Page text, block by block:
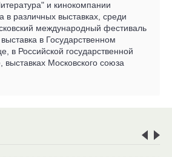
и кинокомпании
в различных выставках, среди
международный фестиваль
в Государственном
в Российской государственной
выставках Московского союза